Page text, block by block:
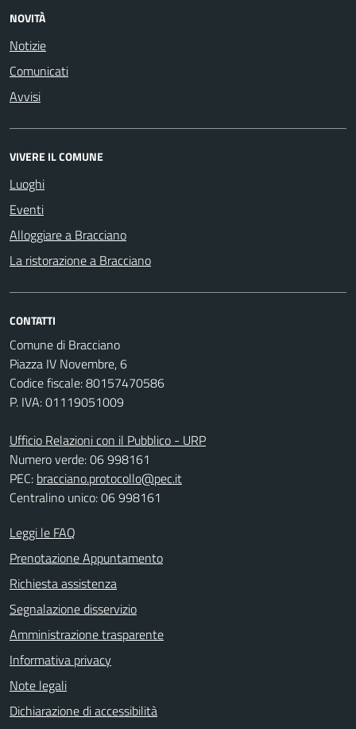
NOVITÀ
Notizie
Comunicati
Avvisi
VIVERE IL COMUNE
Luoghi
Eventi
Alloggiare a Bracciano
La ristorazione a Bracciano
CONTATTI
Comune di Bracciano
Piazza IV Novembre, 6
Codice fiscale: 80157470586
P. IVA: 01119051009
Ufficio Relazioni con il Pubblico - URP
Numero verde: 06 998161
PEC: bracciano.protocollo@pec.it
Centralino unico: 06 998161
Leggi le FAQ
Prenotazione Appuntamento
Richiesta assistenza
Segnalazione disservizio
Amministrazione trasparente
Informativa privacy
Note legali
Dichiarazione di accessibilità